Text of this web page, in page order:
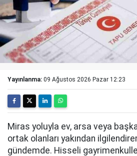
Yayınlanma: 09 Ağustos 2026 Pazar 12:23
Miras yoluyla ev, arsa veya
ortak olanları yakından
gündemde. Hisseli